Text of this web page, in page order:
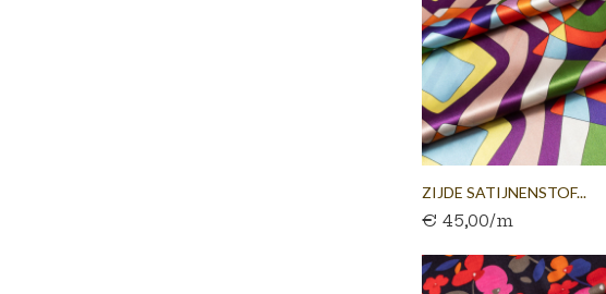
ZIJDE SATIJNENSTOF...
€ 45,00/m